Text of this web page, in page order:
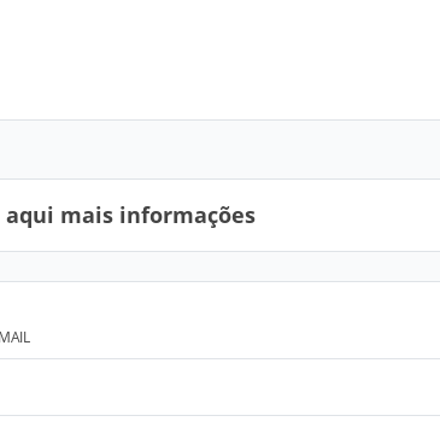
mais informações